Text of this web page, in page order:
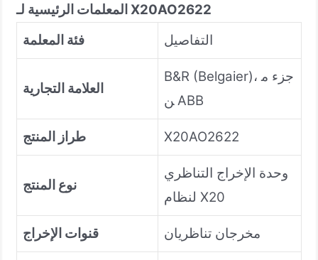
المعلمات الرئيسية لـ X20AO2622
فئة المعلمة
التفاصيل
العلامة التجارية
B&R (Belgaier)، جزء م
ن ABB
طراز المنتج X20AO2622
نوع المنتج
وحدة الإخراج التناظري
لنظام X20
قنوات الإخراج مخرجان تناظريان